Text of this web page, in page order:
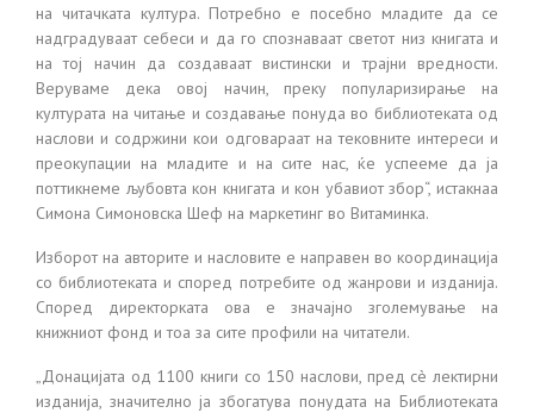
на читачката култура. Потребно е посебно младите да се
надградуваат себеси и да го спознаваат светот низ книгата и
на тој начин да создаваат вистински и трајни вредности.
Веруваме дека овој начин, преку популаризирање на
културата на читање и создавање понуда во библиотеката од
наслови и содржини кои одговараат на тековните интереси и
преокупации на младите и на сите нас, ќе успееме да ја
поттикнеме љубовта кон книгата и кон убавиот збор“, истакнаа
Симона Симоновска Шеф на маркетинг во Витаминка.
Изборот на авторите и насловите е направен во координација
со библиотеката и според потребите од жанрови и изданија.
Според директорката ова е значајно зголемување на
книжниот фонд и тоа за сите профили на читатели.
„Донацијата од 1100 книги со 150 наслови, пред сè лектирни
изданија, значително ја збогатува понудата на Библиотеката